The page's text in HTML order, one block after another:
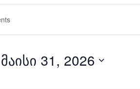
ᲛᲐᲘᲡᲘ 31, 2026